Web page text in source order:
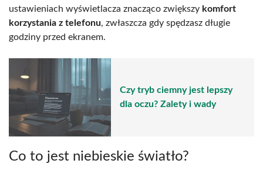
ustawieniach wyświetlacza znacząco zwiększy komfort
korzystania z telefonu, zwłaszcza gdy spędzasz długie
godziny przed ekranem.
Czy tryb ciemny jest lepszy
dla oczu? Zalety i wady
Co to jest niebieskie światło?